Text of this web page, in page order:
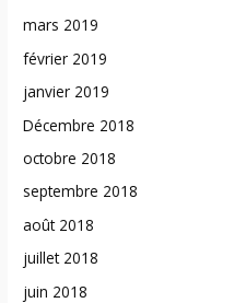
mars 2019
février 2019
janvier 2019
Décembre 2018
octobre 2018
septembre 2018
août 2018
juillet 2018
juin 2018